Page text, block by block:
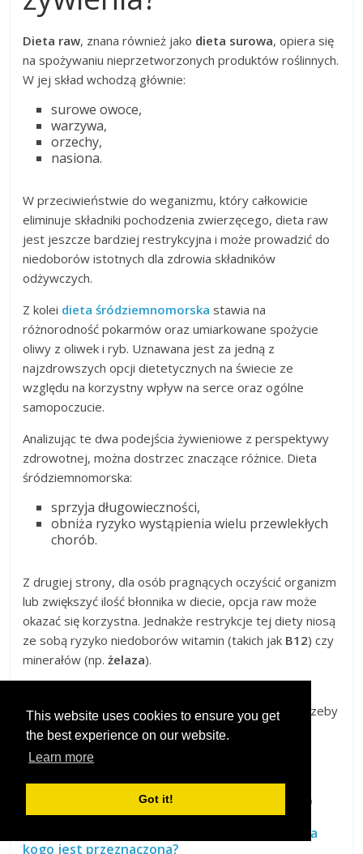
This website uses cookies to ensure you get
the best experience on our website.
Learn more
Got it!
Dieta raw, znana również jako dieta surowa, opiera się
na spożywaniu nieprzetworzonych produktów roślinnych.
W jej skład wchodzą głównie:
surowe owoce,
warzywa,
orzechy,
nasiona.
W przeciwieństwie do weganizmu, który całkowicie
eliminuje składniki pochodzenia zwierzęcego, dieta raw
jest jeszcze bardziej restrykcyjna i może prowadzić do
niedoborów istotnych dla zdrowia składników
odżywczych.
Z kolei dieta śródziemnomorska stawia na
różnorodność pokarmów oraz umiarkowane spożycie
oliwy z oliwek i ryb. Uznawana jest za jedną z
najzdrowszych opcji dietetycznych na świecie ze
względu na korzystny wpływ na serce oraz ogólne
samopoczucie.
Analizując te dwa podejścia żywieniowe z perspektywy
zdrowotnej, można dostrzec znaczące różnice. Dieta
śródziemnomorska:
sprzyja długowieczności,
obniża ryzyko wystąpienia wielu przewlekłych
chorób.
Z drugiej strony, dla osób pragnących oczyścić organizm
lub zwiększyć ilość błonnika w diecie, opcja raw może
okazać się korzystna. Jednakże restrykcje tej diety niosą
ze sobą ryzyko niedoborów witamin (takich jak B12) czy
minerałów (np.żelaza).
żywienia, warto wziąć pod uwagę indywidualne potrzeby
zdrowotne oraz osobiste preferencje smakowe
każdego człowieka.
Może Cię zainteresować
Dieta kopenhaska – zasady, efekty i ryzyko
zdrowotne
Dieta bezglutenowa: co warto wiedzieć i dla
kogo jest przeznaczona?